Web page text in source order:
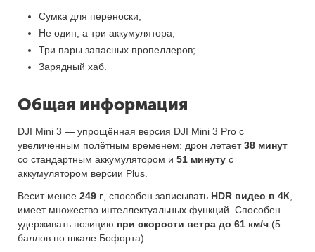
Сумка для переноски;
Не один, а три аккумулятора;
Три пары запасных пропеллеров;
Зарядный хаб.
Общая информация
DJI Mini 3 — упрощённая версия DJI Mini 3 Pro с
увеличенным полётным временем: дрон летает38 минут
со стандартным аккумулятором и 51 минуту с
аккумулятором версии Plus.
Весит менее 249 г , способен записывать HDR видео в 4К
имеет множество интеллектуальных функций. Способен
удерживать позицию при скорости ветра до 61 км/ч (5
баллов по шкале Бофорта).